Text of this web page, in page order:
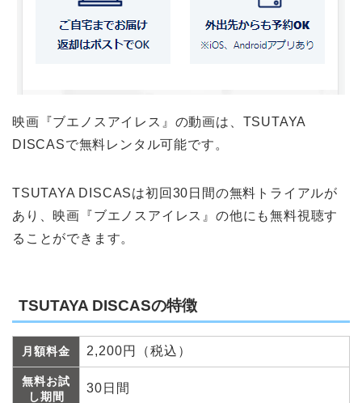
映画『ブエノスアイレス』の動画は、TSUTAYA
DISCASで無料レンタル可能です。
TSUTAYA DISCASは初回30日間の無料トライアルが
あり、映画『ブエノスアイレス』の他にも無料視聴す
ることができます。
TSUTAYA DISCASの特徴
月額料金 2,200円（税込）
無料お試
し期間
30日間